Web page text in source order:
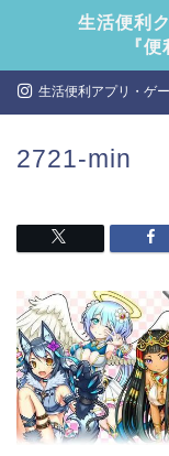
生活便利
『
生活便利アプリ・ゲ
2721-min